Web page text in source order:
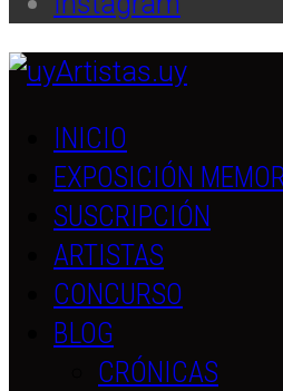
INICIO
EXPOSICIÓN
SUSCRIPCIÓN
ARTISTAS
CONCURSO
BLOG
CRÓNICAS